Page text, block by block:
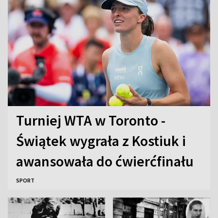
Turniej WTA w Toronto -
Świątek wygrała z Kostiuk i
awansowała do ćwierćfinału
SPORT